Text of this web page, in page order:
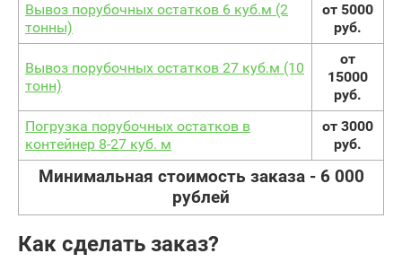
Вывоз порубочных остатков 6 куб.м (2
тонны)
от 5000
руб.
Вывоз порубочных остатков 27 куб.м (10
тонн)
от
15000
руб.
Погрузка порубочных остатков в
контейнер 8-27 куб. м
от 3000
руб.
Минимальная стоимость заказа - 6 000
рублей
Как сделать заказ?